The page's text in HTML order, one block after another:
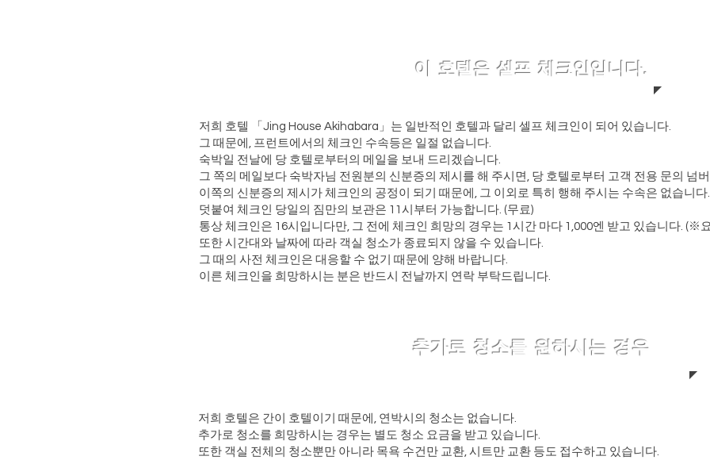
이 호텔은 셀프 체크인입니다.
저희 호텔 「Jing House Akihabara」는 일반적인 호텔과 달리 셀프 체크인이 되어 있습니다.
그 때문에, 프런트에서의 체크인 수속등은 일절 없습니다.
숙박일 전날에 당 호텔로부터의 메일을 보내 드리겠습니다.
그 쪽의 메일보다 숙박자님 전원분의 신분증의 제시를 해 주시면, 당 호텔로부터 고객 전용 문의 넘
이쪽의 신분증의 제시가 체크인의 공정이 되기 때문에, 그 이외로 특히 행해 주시는 수속은 없습니다.
덧붙여 체크인 당일의 짐만의 보관은 11시부터 가능합니다. (무료)
통상 체크인은 16시입니다만, 그 전에 체크인 희망의 경우는 1시간 마다 1,000엔 받고 있습니다. (※
또한 시간대와 날짜에 따라 객실 청소가 종료되지 않을 수 있습니다.
그 때의 사전 체크인은 대응할 수 없기 때문에 양해 바랍니다.
이른 체크인을 희망하시는 분은 반드시 전날까지 연락 부탁드립니다.
추가로 청소를 원하시는 경우
저희 호텔은 간이 호텔이기 때문에, 연박시의 청소는 없습니다.
추가로 청소를 희망하시는 경우는 별도 청소 요금을 받고 있습니다.
또한 객실 전체의 청소뿐만 아니라 목욕 수건만 교환, 시트만 교환 등도 접수하고 있습니다.